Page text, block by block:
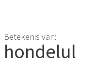
Betekenis van:
hondelul